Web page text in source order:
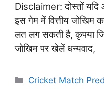
Disclaimer: दोस्तों
इस गेम में वित्तीय जोखिम
लत लग सकती है, कृपया
जोखिम पर खेलें धन्यवाद,
Categories
Cricket Match